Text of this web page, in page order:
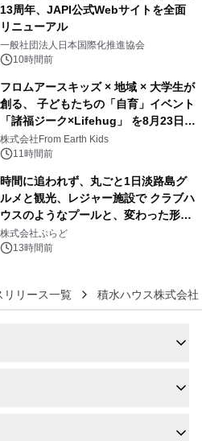
13周年、JAPI公式Webサイトを全面
リニューアル
一般社団法人日本国際化推進協会
10時間前
フロムアースキッズ × 地域 × 大学生が
創る、 子どもたちの「自育」イベント
「諸福ジーク×Lifehug」 を8月23日
(日)開催
株式会社From Earth Kids
11時間前
時間に追われず、丸ごと1日淡路島グ
ルメと観光、レジャー施設で クラブハ
ウスのようなプールと、変わった形の
サウナも 「THE BOXY AWAJI」のお
得な素泊まり連泊プランで
株式会社ぷらど
13時間前
リリース一覧 積水ハウス株式会社